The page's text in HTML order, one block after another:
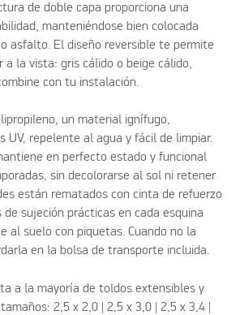
de doble capa proporciona una
manteniéndose bien colocada
asfalto. El diseño reversible te permite
a la vista: gris cálido o beige cálido,
con tu instalación.
un material ignífugo,
UV, repelente al agua y fácil de limpiar.
en perfecto estado y funcional
sin decolorarse al sol ni retener
están rematados con cinta de refuerzo
sujeción prácticas en cada esquina
al suelo con piquetas. Cuando no la
en la bolsa de transporte incluida.
a la mayoría de toldos extensibles y
2,5 x 2,0 | 2,5 x 3,0 | 2,5 x 3,4 |